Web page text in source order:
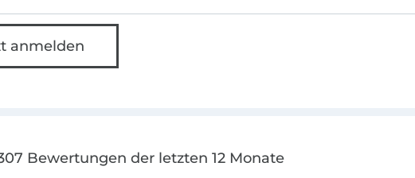
anmelden
Bewertungen der letzten 12 Monate